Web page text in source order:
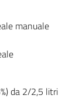
manuale
da 2/2,5 litri